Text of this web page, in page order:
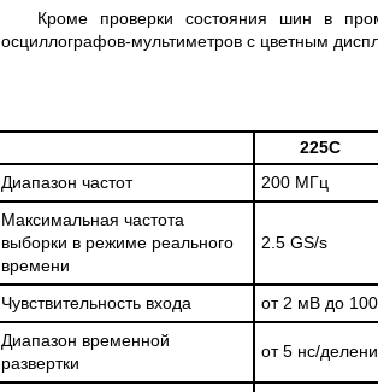
Кроме проверки состояния шин в
осциллографов-мультиметров с цветным
225C
Диапазон частот
200 МГц
Максимальная частота
выборки в режиме реального
времени
2.5 GS/s
Чувствительность входа
от 2 мВ до
Диапазон временной
развертки
от 5 нс/